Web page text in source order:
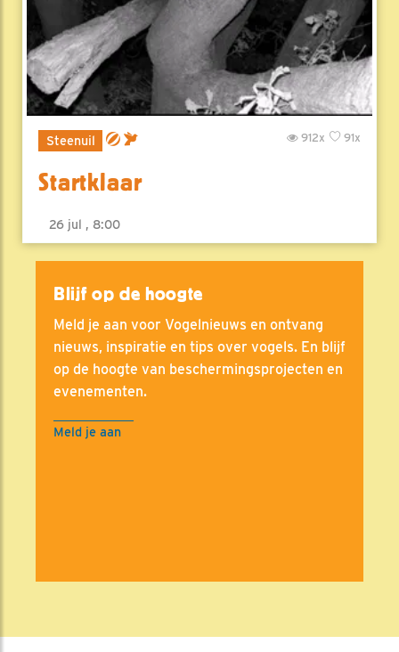
Steenuil 91x
912x
Startklaar
26 jul , 8:00
Blijf op de hoogte
Meld je aan voor Vogelnieuws en ontvang
nieuws, inspiratie en tips over vogels. En blijf
op de hoogte van beschermingsprojecten en
evenementen.
Meld je aan